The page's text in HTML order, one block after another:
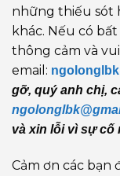
những thiếu sót
khác. Nếu có
thông cảm và
email:
gỡ, quý anh chị,
và xin lỗi vì sự cố
Cảm ơn các bạn